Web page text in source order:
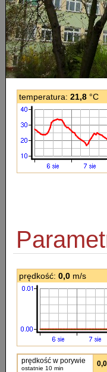
temperatura: 21,8 °C
prędkość: 0,0 m/s
prędkość w porywie
ostatnie 10 min
0,0